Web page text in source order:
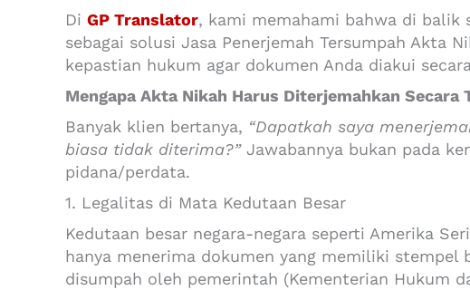
Di GP Translator, kami memahami bahwa di balik
sebagai solusi Jasa Penerjemah Tersumpah Akta
kepastian hukum agar dokumen Anda diakui
Mengapa Akta Nikah Harus Diterjemahkan Secara
Banyak klien bertanya, “Dapatkah saya
biasa tidak diterima?”Jawabannya bukan pada
pidana/perdata.
1. Legalitas di Mata Kedutaan Besar
Kedutaan besar negara-negara seperti Amerika
hanya menerima dokumen yang memiliki stempel
disumpah oleh pemerintah (Kementerian Hukum